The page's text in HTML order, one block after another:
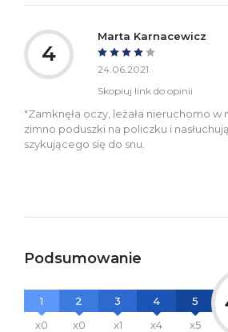
4
Marta Karnacewicz
24.06.2021
Skopiuj link do opinii
"Zamknęła oczy, leżała nieruchomo w
zimno poduszki na policzku i
szykującego się do snu.
Podsumowanie
1
x0
2
x0
3
x1
4
x4
5
x5